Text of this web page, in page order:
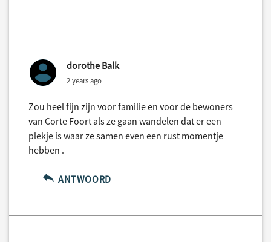
dorothe Balk
2 years ago
Zou heel fijn zijn voor familie en voor de bewoners
van Corte Foort als ze gaan wandelen dat er een
plekje is waar ze samen even een rust momentje
hebben .
ANTWOORD